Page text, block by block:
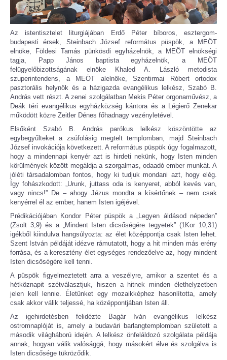
Az istentisztelet liturgiájában Erdő Péter bíboros, esztergom-​
budapesti érsek, Steinbach József református püspök, a MEÖT
elnöke, Földesi Tamás pünkösdi egyházelnök, a MEÖT elnökségi
tagja, Papp János baptista egyházelnök, a MEÖT
felügyelőbizottságának elnöke Khaled A. László metodista
szuperintendens, a MEÖT alelnöke, Szentirmai Róbert ortodox
pasztorális helynök és a házigazda evangélikus lelkész, Szabó B.
András vett részt. A zenei szolgálatban Mekis Péter orgonaművész, a
Deák téri evangélikus egyházközség kántora és a Légierő Zenekar
működött közre Zeitler Dénes főhadnagy vezényletével.
Elsőként Szabó B. András parókus lelkész köszöntötte az
egybegyűlteket a zsúfolásig megtelt templomban, majd Steinbach
József invokációja következett. A református püspök úgy fogalmazott,
hogy a mindennapi kenyér azt is hirdeti nekünk, hogy Isten minden
körülmények között megáldja a szorgalmas, odaadó ember munkát. A
jóléti társadalomban fontos, hogy ki tudjuk mondani azt, hogy elég.
Így fohászkodott: „Urunk, juttass oda is kenyeret, abból kevés van,
vagy nincs!” De – ahogy Jézus mondta a kísértőnek – nem csak
kenyérrel él az ember, hanem Isten igéjével.
Prédikációjában Kondor Péter püspök a „Legyen áldásod népeden”
(Zsolt 3,9) és a „Mindent Isten dicsőségére tegyetek” (1Kor 10,31)
igékből kiindulva hangsúlyozta: az élet középpontja csak Isten lehet.
Szent István példáját idézve rámutatott, hogy a hit minden más erény
forrása, és a keresztény élet egységes rendezőelve az, hogy mindent
Isten dicsőségére kell tenni.
A püspök figyelmeztetett arra a veszélyre, amikor a szentet és a
hétköznapit szétválasztjuk, hiszen a hitnek minden élethelyzetben
jelen kell lennie. Életünket egy mozaikképhez hasonlította, amely
csak akkor válik teljessé, ha középpontjában Isten áll.
Az igehirdetésben felidézte Bagár Iván evangélikus lelkész
ostromnaplóját is, amely a budavári barlangtemplomban született a
második világháború idején. A lelkész önfeláldozó szolgálata példája
annak, hogyan válik valósággá, hogy másokért élve és szolgálva is
Isten dicsősége tükröződik.